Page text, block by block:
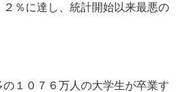
％に達し、統計開始以来最悪の
１０７６万人の大学生が卒業す